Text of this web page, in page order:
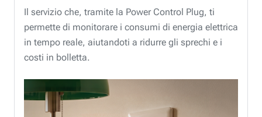
Il servizio che, tramite la Power Control Plug, ti
permette di monitorare i consumi di energia elettrica
in tempo reale, aiutandoti a ridurre gli sprechi e i
costi in bolletta.